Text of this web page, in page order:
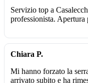
Servizio top a
professionista.
Chiara P.
Mi hanno forzato la
arrivato subito e ha